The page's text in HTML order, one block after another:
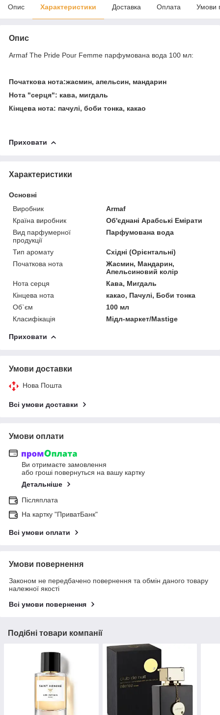
Опис Характеристики Доставка Оплата Умови
Опис
Armaf The Pride Pour Femme парфумована вода 100 мл:
Початкова нота:жасмин, апельсин, мандарин
Нота "серця": кава, мигдаль
Кінцева нота: пачулі, боби тонка, какао
Приховати
Характеристики
Основні
Виробник
Armaf
Країна виробник
Об'єднані Арабські Емірати
Вид парфумерної
продукції
Парфумована вода
Тип аромату
Східні (Орієнтальні)
Початкова нота
Жасмин, Мандарин,
Апельсиновий колір
Нота серця
Кава, Мигдаль
Кінцева нота
какао, Пачулі, Боби тонка
Об`єм
100 мл
Класифікація
Мідл-маркет/Mastige
Приховати
Умови доставки
Нова Пошта
Всі умови доставки
Умови оплати
Ви отримаєте замовлення
або гроші повернуться на вашу картку
Детальніше
Післяплата
На картку "ПриватБанк"
Всі умови оплати
Умови повернення
Законом не передбачено повернення та обмін даного товару
належної якості
Всі умови повернення
Подібні товари компанії